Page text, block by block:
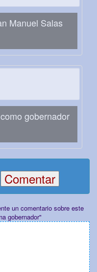
Manuel Salas
gobernador
un comentario sobre este
gobernador"